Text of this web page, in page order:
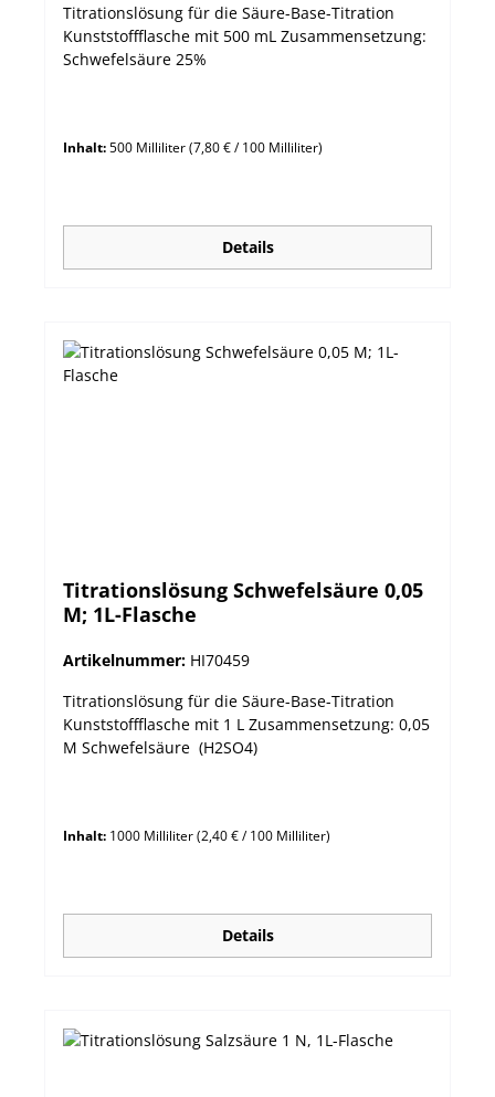
Titrationslösung für die Säure-Base-Titration
Kunststoffflasche mit 500 mL Zusammensetzung:
Schwefelsäure 25%
Inhalt:500 Milliliter(7,80 € / 100 Milliliter)
Details
Titrationslösung Schwefelsäure 0,05
M; 1L-Flasche
Artikelnummer: HI70459
Titrationslösung für die Säure-Base-Titration
Kunststoffflasche mit 1 L Zusammensetzung: 0,05
M Schwefelsäure (H2SO4)
Inhalt: 1000 Milliliter(2,40 € / 100 Milliliter)
Details